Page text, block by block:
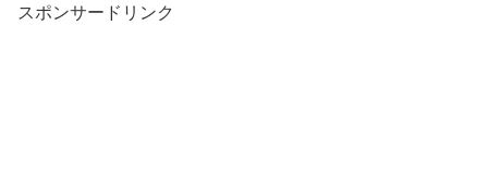
スポンサードリンク